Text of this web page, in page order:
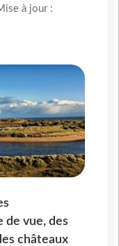
à jour :
de vue, des
châteaux